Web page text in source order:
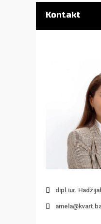
Kontakt
dipl.iur.